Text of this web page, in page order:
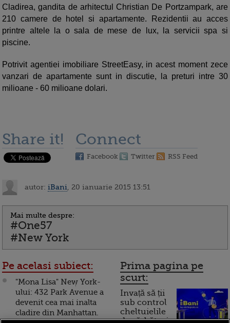
Cladirea, gandita de arhitectul Christian De Portzampark, are
210 camere de hotel si apartamente. Rezidentii au acces
printre altele la o sala de mese de lux, la servicii spa si
piscine.
Potrivit agentiei imobiliare StreetEasy, in acest moment zece
vanzari de apartamente sunt in discutie, la preturi intre 30
milioane - 60 milioane dolari.
Share it! Connect
Facebook Twitter RSS Feed
autor: iBani , 20 ianuarie 2015 13:51
Mai multe despre:
#One57
#New York
Pe acelasi subiect:
"Mona Lisa" New York-
ului: 432 Park Avenue a
devenit cea mai inalta
cladire din Manhattan.
Prima pagina pe
scurt:
Invață să ții
sub control
cheltuielile
de sărbători.